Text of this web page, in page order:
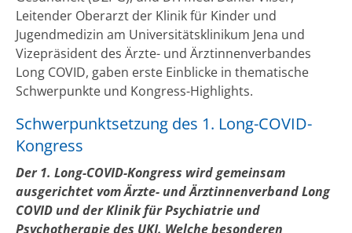
Leitender Oberarzt der Klinik für Kinder und
Jugendmedizin am Universitätsklinikum Jena und
Vizepräsident des Ärzte- und Ärztinnenverbandes
Long COVID, gaben erste Einblicke in thematische
Schwerpunkte und Kongress-Highlights.
Schwerpunktsetzung des 1. Long-COVID-
Kongress
Der 1. Long-COVID-Kongress wird gemeinsam
ausgerichtet vom Ärzte- und Ärztinnenverband Long
COVID und der Klinik für Psychiatrie und
Psychotherapie des UKJ. Welche besonderen